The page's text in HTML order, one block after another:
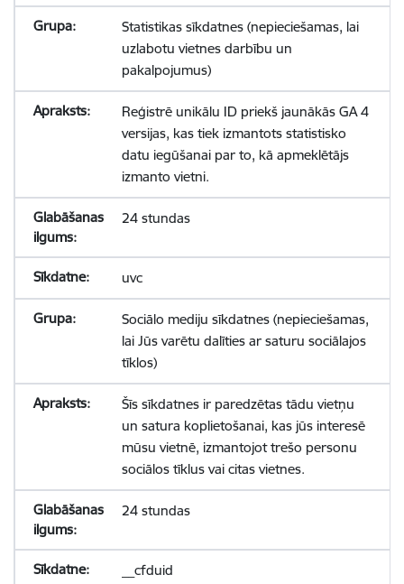
Statistikas sīkdatnes (nepieciešamas, lai
uzlabotu vietnes darbību un
pakalpojumus)
Reģistrē unikālu ID priekš jaunākās GA 4
versijas, kas tiek izmantots statistisko
datu iegūšanai par to, kā apmeklētājs
izmanto vietni.
24 stundas
uvc
Sociālo mediju sīkdatnes (nepieciešamas,
lai Jūs varētu dalīties ar saturu sociālajos
tīklos)
Šīs sīkdatnes ir paredzētas tādu vietņu
un satura koplietošanai, kas jūs interesē
mūsu vietnē, izmantojot trešo personu
sociālos tīklus vai citas vietnes.
24 stundas
__cfduid